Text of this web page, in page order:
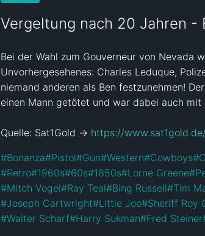
Vergeltung nach 20 Jahren -
Bei der Wahl zum Gouverneur von
Unvorhergesehenes: Charles Leduque,
niemand anderen als Ben festzunehmen!
einen Mann getötet und war dabei auch
Quelle: Sat1Gold -> https://
#Bonanza#Pistol#Gun#Western#Cowboys#
#Retro#1960s#60s#1850s#Lorne Greene#
#Mitch Vogel#Ray Teal#Bing Russell#Tim
#Joseph Cartwright#Little Joe#Sheriff Roy
#Walter Scharf#Harry Sukman#Fred Steiner